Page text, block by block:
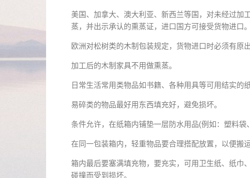
美国、加拿大、澳大利亚、新西兰等国，对未经过加
蒸，并出示承认的熏蒸证，进口国方可接受货物进口
欧洲对松树类的木制包装规定，货物进口时必须有原
加工后的木制家具不用做熏蒸。
日常生活常用类物品如书籍、各种用具等可用结实的
易碎类的物品最好用东西填充好，避免损坏。
条件允许，在纸箱内铺垫一层防水用品(例如：塑料袋
在同一包装箱内，轻重物品要合理搭配放置，以便搬运
箱内最后要塞满填充物，要充实，可用卫生纸、纸巾
碰撞而受到损坏。